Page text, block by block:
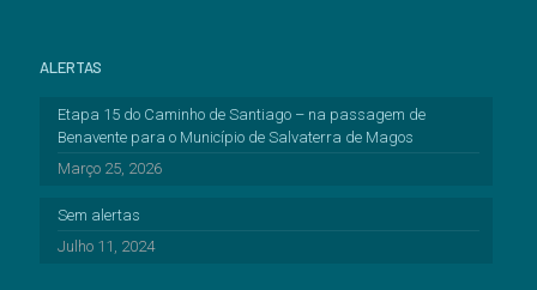
ALERTAS
Etapa 15 do Caminho de Santiago – na passagem de
Benavente para o Município de Salvaterra de Magos
Março 25, 2026
Sem alertas
Julho 11, 2024